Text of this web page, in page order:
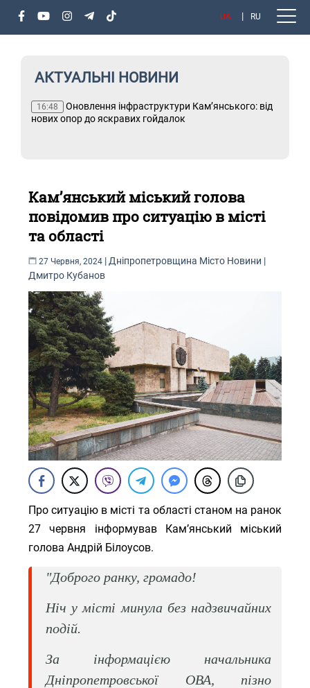
UA RU
АКТУАЛЬНІ НОВИНИ
16:48
Оновлення інфраструктури Кам’янського: від
нових опор до яскравих гойдалок
Кам’янський міський голова
повідомив про ситуацію в місті
та області
27 Червня, 2024 | Дніпропетровщина Місто Новини |
Дмитро Кубанов
Про ситуацію в місті та області станом на ранок
27 червня інформував Кам’янський міський
голова Андрій Білоусов.
"Доброго ранку, громадо!
Ніч у місті минула без надзвичайних
подій.
За інформацією начальника
Дніпропетровської ОВА, пізно